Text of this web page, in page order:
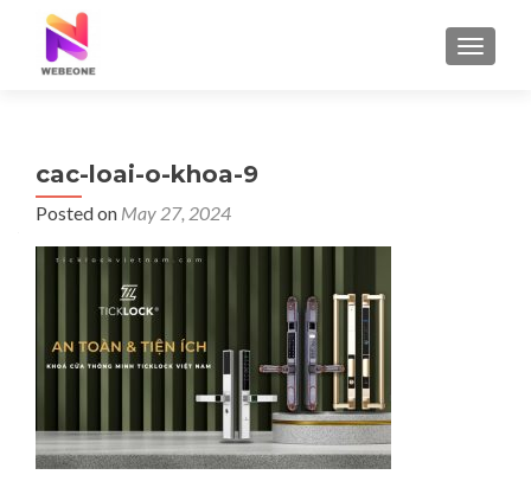
cac-loai-o-khoa-9
Posted on May 27, 2024